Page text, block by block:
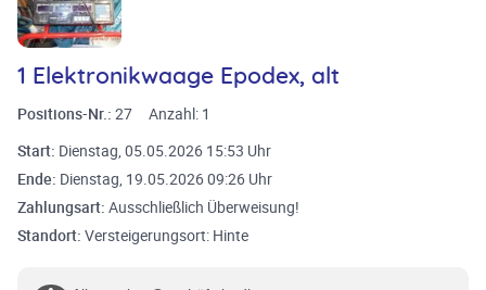
1 Elektronikwaage Epodex, alt
Positions-Nr.: 27 Anzahl: 1
Start: Dienstag, 05.05.2026 15:53 Uhr
Ende: Dienstag, 19.05.2026 09:26 Uhr
Zahlungsart: Ausschließlich Überweisung!
Standort: Versteigerungsort: Hinte